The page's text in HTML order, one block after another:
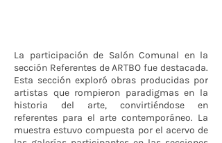
La participación de Salón Comunal en la
sección Referentes de ARTBO fue destacada.
Esta sección exploró obras producidas por
artistas que rompieron paradigmas en la
historia del arte, convirtiéndose en
referentes para el arte contemporáneo. La
muestra estuvo compuesta por el acervo de